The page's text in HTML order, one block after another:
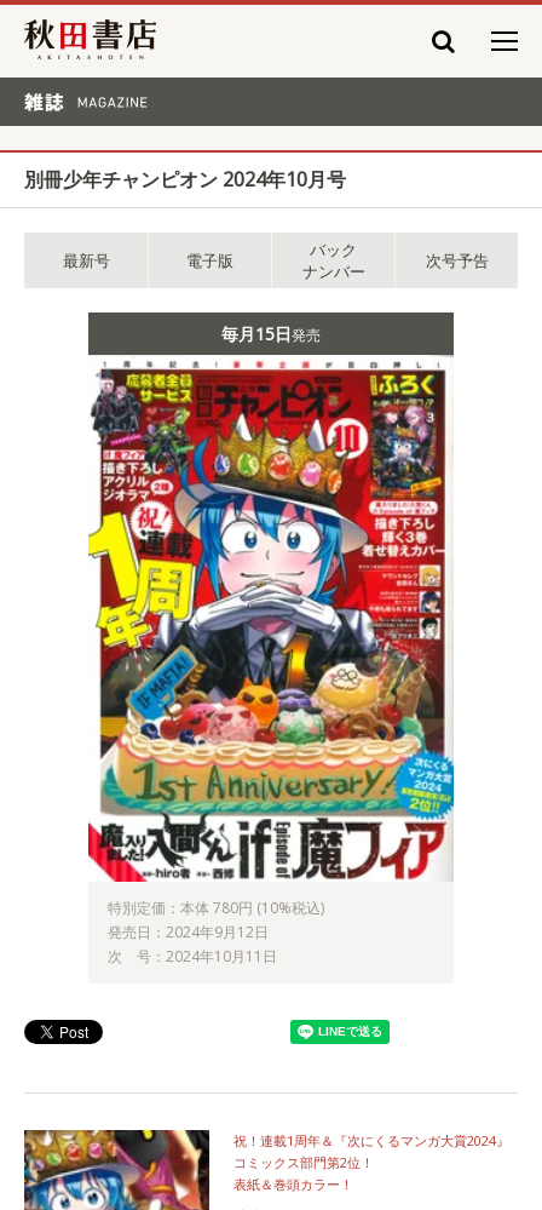
秋田書店
別冊少年チャンピオン 2024年10月号
最新号 電子版
バック
ナンバー
次号予告
毎月15日発売
特別定価：本体 780円 (10%税込)
発売日：2024年9月12日
次 号：2024年10月11日
祝！連載1周年＆『次にくるマンガ大賞2024』
コミックス部門第2位！
表紙＆巻頭カラー！